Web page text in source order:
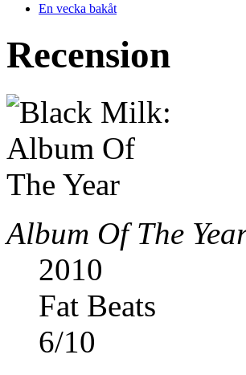
En vecka bakåt
Recension
Album Of The
2010
Fat Beats
6/10